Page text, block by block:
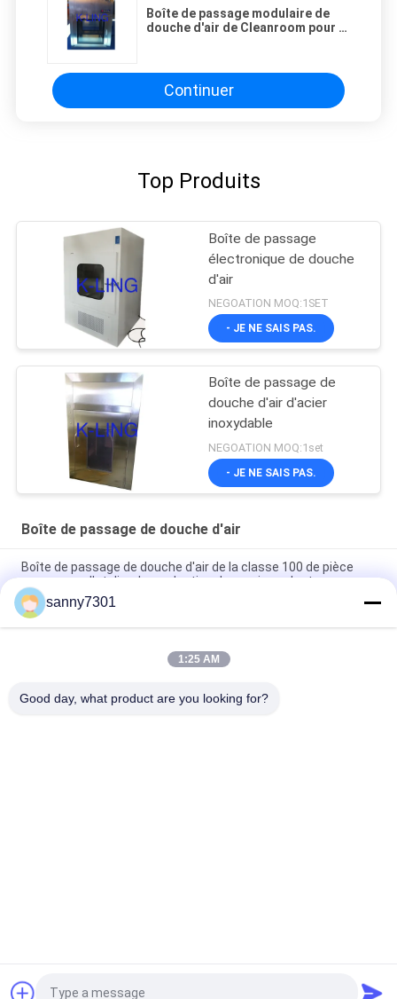
Boîte de passage modulaire de
douche d'air de Cleanroom pour la
Continuer
Top Produits
Boîte de passage
électronique de douche
d'air
NEGOATION MOQ:1SET
- JE NE SAIS PAS.
Boîte de passage de
douche d'air d'acier
inoxydable
NEGOATION MOQ:1set
- JE NE SAIS PAS.
Boîte de passage de douche d'air
Boîte de passage de douche d'air de la classe 100 de pièce
propre pour l'atelier de production de semi-conducteur
Passage de pièce propre de système de contrôle de PLC par le
contrat avec la ligne de convoyeur
Double boîte de passage personnalisable de douche d'air de
sanny7301
1:25 AM
Good day, what product are you looking for?